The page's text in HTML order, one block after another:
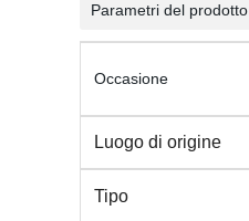
Parametri del prodotto
Occasione
Luogo di origine
Tipo